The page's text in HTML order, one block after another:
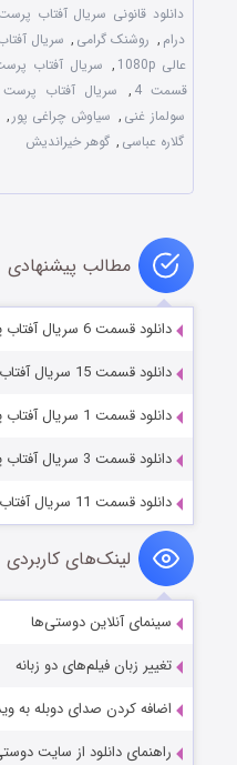
دانلود قانونی سریال آفتاب
درام , روشنک گرامی , سریال
عالی 1080p
, سریال آفتاب
قسمت 4 , سریال آفتاب
سولماز غنی , سیاوش چراغی‌ پور ,
گلاره عباسی , گوهر خیراندیش
مطالب پیشنهادی
دانلود قسمت 6 سریال آفتاب پرست Full HD
دانلود قسمت 15 سریال آفتاب پرست Full HD
دانلود قسمت 1 سریال آفتاب پرست Full HD
دانلود قسمت 3 سریال آفتاب پرست Full HD
دانلود قسمت 11 سریال آفتاب پرست Full HD
لینک‌های کاربردی
سینمای آنلاین دوستی‌ها
تغییر زبان فیلم‌های دو زبانه
اضافه کردن صدای دوبله به
راهنمای دانلود از سایت